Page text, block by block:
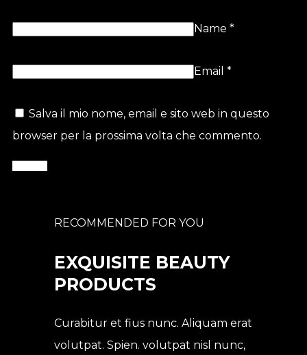
Name *
Email *
Salva il mio nome, email e sito web in questo
browser per la prossima volta che commento.
RECOMMENDED FOR YOU
EXQUISITE BEAUTY
PRODUCTS
Curabitur et fius nunc. Aliquam erat
volutpat. Spien. volutpat nisl nunc,